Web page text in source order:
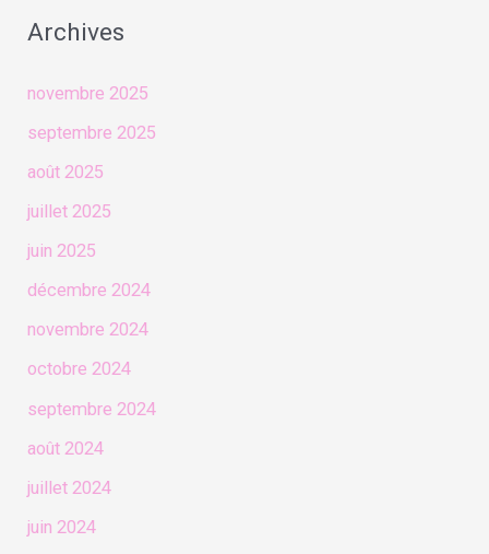
Archives
novembre 2025
septembre 2025
août 2025
juillet 2025
juin 2025
décembre 2024
novembre 2024
octobre 2024
septembre 2024
août 2024
juillet 2024
juin 2024